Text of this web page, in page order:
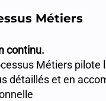
Métiers
continu.
Métiers
détaillés et en